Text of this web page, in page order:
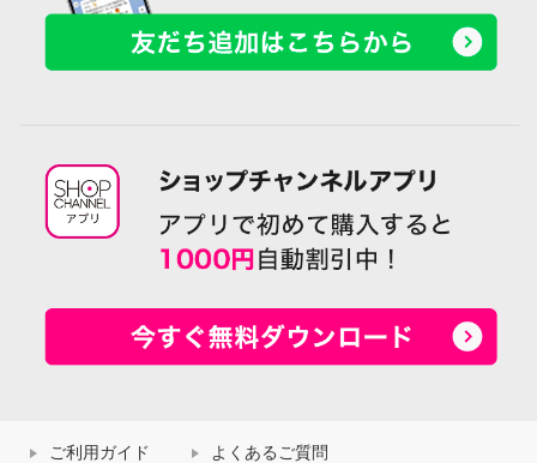
ご利用ガイド よくあるご質問